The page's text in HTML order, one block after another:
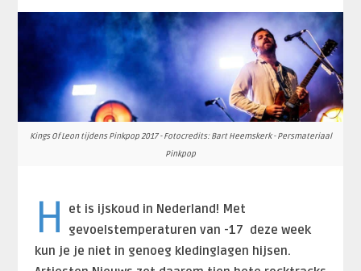
Kings Of Leon tijdens Pinkpop 2017 - Fotocredits: Bart Heemskerk - Persmateriaal
Pinkpop
H
et is ijskoud in Nederland! Met
gevoelstemperaturen van -17 deze week
kun je je niet in genoeg kledinglagen hijsen.